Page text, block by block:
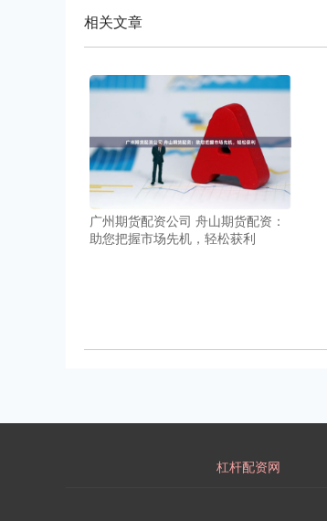
相关文章
广州期货配资公司 舟山期货配资：
助您把握市场先机，轻松获利
杠杆配资网